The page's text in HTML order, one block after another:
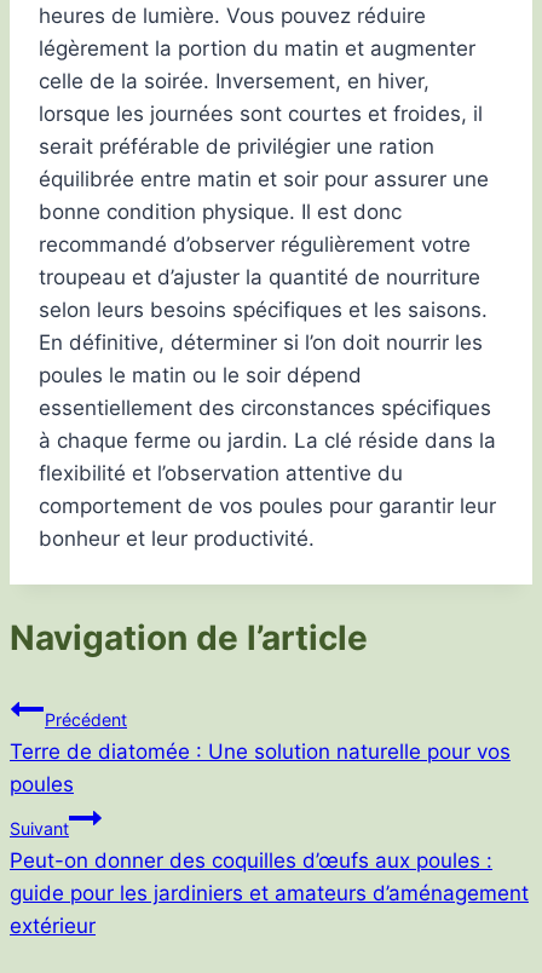
heures de lumière. Vous pouvez réduire
légèrement la portion du matin et augmenter
celle de la soirée. Inversement, en hiver,
lorsque les journées sont courtes et froides, il
serait préférable de privilégier une ration
équilibrée entre matin et soir pour assurer une
bonne condition physique. Il est donc
recommandé d’observer régulièrement votre
troupeau et d’ajuster la quantité de nourriture
selon leurs besoins spécifiques et les saisons.
En définitive, déterminer si l’on doit nourrir les
poules le matin ou le soir dépend
essentiellement des circonstances spécifiques
à chaque ferme ou jardin. La clé réside dans la
flexibilité et l’observation attentive du
comportement de vos poules pour garantir leur
bonheur et leur productivité.
Navigation de l’article
Précédent
Terre de diatomée : Une solution naturelle pour vos
poules
Suivant
Peut-on donner des coquilles d’œufs aux poules :
guide pour les jardiniers et amateurs d’aménagement
extérieur